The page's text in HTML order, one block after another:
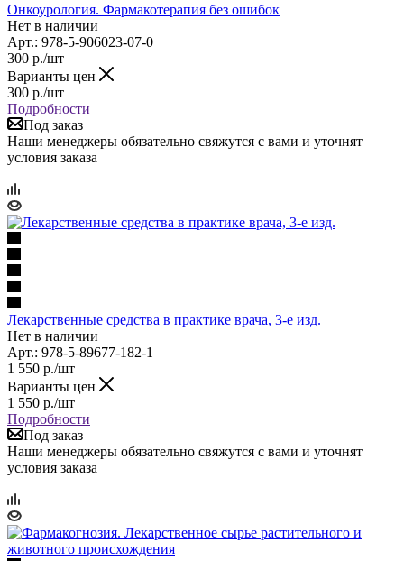
Онкоурология. Фармакотерапия без ошибок
Нет в наличии
Арт.: 978-5-906023-07-0
300 р./шт
Варианты цен
300 р./шт
Подробности
Под заказ
Наши менеджеры обязательно свяжутся с вами и уточнят
условия заказа
Лекарственные средства в практике врача, 3-е изд.
Нет в наличии
Арт.: 978-5-89677-182-1
1 550 р./шт
Варианты цен
1 550 р./шт
Подробности
Под заказ
Наши менеджеры обязательно свяжутся с вами и уточнят
условия заказа